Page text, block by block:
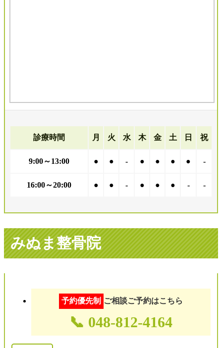
診療時間 月 火 水 木 金 土 日 祝
9:00～13:00 ● ● - ● ● ● ● -
16:00～20:00 ● ● - ● ● ● - -
みぬま整骨院
予約優先制 ご相談ご予約はこちら
📞 048-812-4164